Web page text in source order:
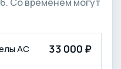
АС
33 000 ₽